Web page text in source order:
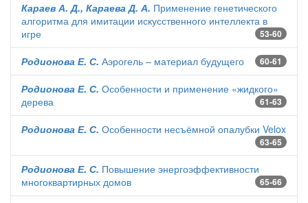
Караев А. Д., Караева Д. А. Применение генетического
алгоритма для имитации искусственного интеллекта в
игре
53-60
Родионова Е. С. Аэрогель – материал будущего 60-61
Родионова Е. С. Особенности и применение «жидкого»
дерева
61-63
Родионова Е. С. Особенности несъёмной опалубки Velox
63-65
Родионова Е. С. Повышение энергоэффективности
многоквартирных домов
65-66